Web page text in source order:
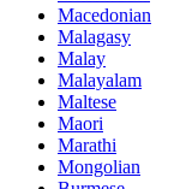
Macedonian
Malagasy
Malay
Malayalam
Maltese
Maori
Marathi
Mongolian